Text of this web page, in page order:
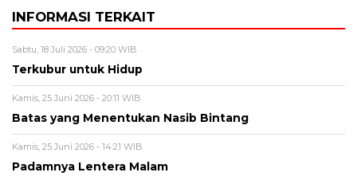
INFORMASI TERKAIT
Sabtu, 18 Juli 2026 - 09:20 WIB
Terkubur untuk Hidup
Kamis, 25 Juni 2026 - 20:11 WIB
Batas yang Menentukan Nasib Bintang
Kamis, 25 Juni 2026 - 14:21 WIB
Padamnya Lentera Malam